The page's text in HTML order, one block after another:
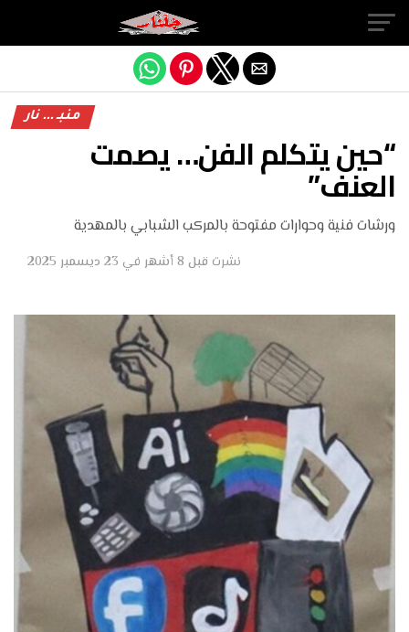
منبـ ... نار
“حين يتكلم الفن… يصمت
العنف”
ورشات فنية وحوارات مفتوحة بالمركب الشبابي بالمهدية
نشرت قبل 8 أشهر في 23 ديسمبر 2025
Exit mobile version